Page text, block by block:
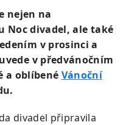
nejen na
Noc divadel, ale také
v prosinci a
v předvánočním
a oblíbené Vánoční
divadel připravila